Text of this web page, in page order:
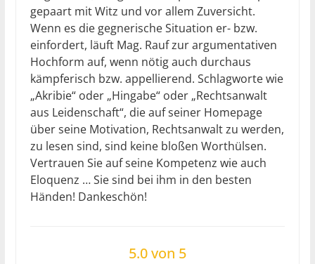
gepaart mit Witz und vor allem Zuversicht.
Wenn es die gegnerische Situation er- bzw.
einfordert, läuft Mag. Rauf zur argumentativen
Hochform auf, wenn nötig auch durchaus
kämpferisch bzw. appellierend. Schlagworte wie
„Akribie“ oder „Hingabe“ oder „Rechtsanwalt
aus Leidenschaft“, die auf seiner Homepage
über seine Motivation, Rechtsanwalt zu werden,
zu lesen sind, sind keine bloßen Worthülsen.
Vertrauen Sie auf seine Kompetenz wie auch
Eloquenz … Sie sind bei ihm in den besten
Händen! Dankeschön!
5.0 von 5